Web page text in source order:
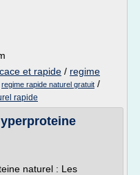
et rapide / regime
regime rapide naturel gratuit /
rapide
naturel : Les